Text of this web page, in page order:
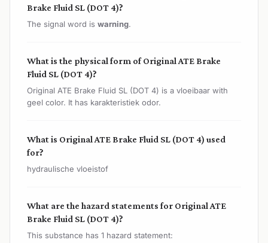
Brake Fluid SL (DOT 4)?
The signal word is warning.
What is the physical form of Original ATE Brake
Fluid SL (DOT 4)?
Original ATE Brake Fluid SL (DOT 4) is a vloeibaar with
geel color. It has karakteristiek odor.
What is Original ATE Brake Fluid SL (DOT 4) used
for?
hydraulische vloeistof
What are the hazard statements for Original ATE
Brake Fluid SL (DOT 4)?
This substance has 1 hazard statement: